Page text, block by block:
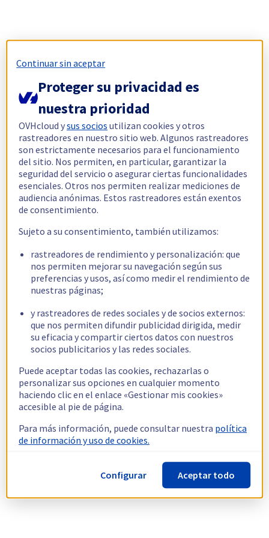
Continuar sin aceptar
Proteger su privacidad es
nuestra prioridad
OVHcloud ysus socios utilizan cookies y otros
rastreadores en nuestro sitio web. Algunos rastreadores
son estrictamente necesarios para el funcionamiento
del sitio. Nos permiten, en particular, garantizar la
seguridad del servicio o asegurar ciertas funcionalidades
esenciales. Otros nos permiten realizar mediciones de
audiencia anónimas. Estos rastreadores están exentos
de consentimiento.
Sujeto a su consentimiento, también utilizamos:
rastreadores de rendimiento y personalización: que
nos permiten mejorar su navegación según sus
preferencias y usos, así como medir el rendimiento de
nuestras páginas;
y rastreadores de redes sociales y de socios externos:
que nos permiten difundir publicidad dirigida, medir
su eficacia y compartir ciertos datos con nuestros
socios publicitarios y las redes sociales.
Puede aceptar todas las cookies, rechazarlas o
personalizar sus opciones en cualquier momento
haciendo clic en el enlace «Gestionar mis cookies»
accesible al pie de página.
Para más información, puede consultar nuestra política
de información y uso de cookies.
Configurar Aceptar todo